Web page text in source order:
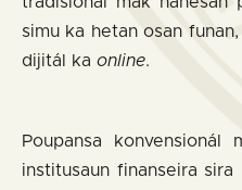
simu ka hetan osan
dijitál ka online.
Poupansa
institusaun finanseira sira